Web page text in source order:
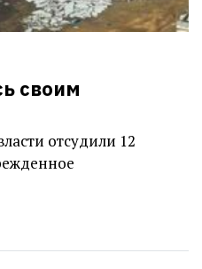
своим
отсудили 12